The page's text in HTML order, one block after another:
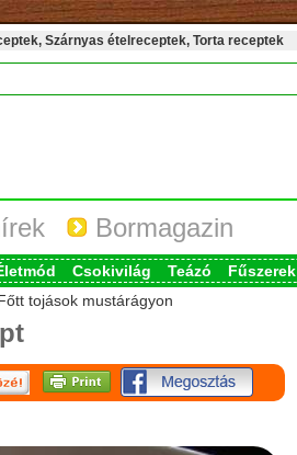
Szárnyas ételreceptek, Torta receptek
Bormagazin
Csokivilág Teázó Fűszerek
tojások mustárágyon